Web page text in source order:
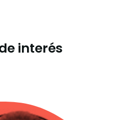
interés